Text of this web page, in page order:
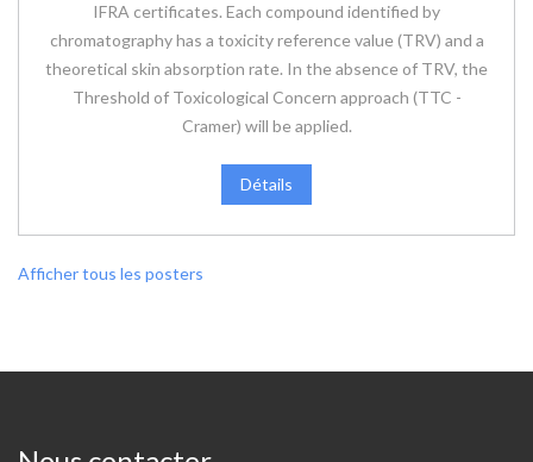
IFRA certificates. Each compound identified by
chromatography has a toxicity reference value (TRV) and a
theoretical skin absorption rate. In the absence of TRV, the
Threshold of Toxicological Concern approach (TTC -
Cramer) will be applied.
Détails
Afficher tous les posters